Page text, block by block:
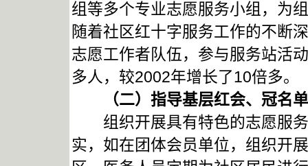
组等多个专业志愿服务小组，为
随着社区红十字服务工作的不断
志愿工作者队伍，参与服务站活
多人，较2002年增长了10倍多。
（二）指导基层红会、冠名单
组织开展具有特色的志愿服务
实，如在团体会员单位，组织开